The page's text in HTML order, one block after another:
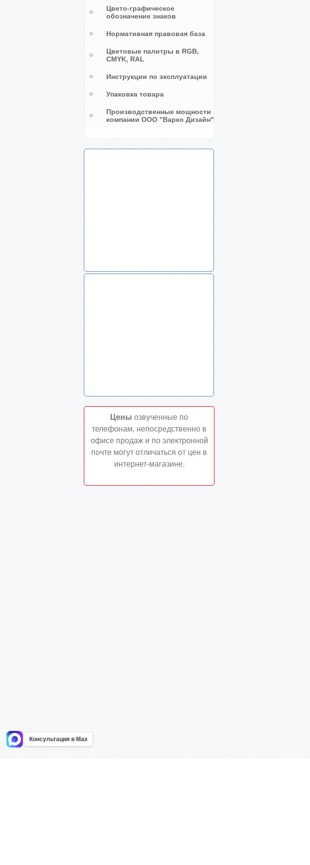
Цвето-графическое
обозначение знаков
Нормативная правовая база
Цветовые палитры в RGB,
CMYK, RAL
Инструкции по эксплуатации
Упаковка товара
Производственные мощности
компании ООО "Варко Дизайн"
Цены озвученные по
телефонам, непосредственно в
офисе продаж и по электронной
почте могут отличаться от цен в
интернет-магазине.
Консультация в Max